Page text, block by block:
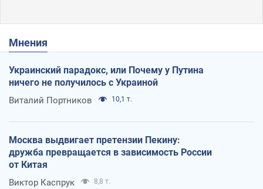
Мнения
Украинский парадокс, или Почему у Путина
ничего не получилось с Украиной
Виталий Портников 10,1 т.
Москва выдвигает претензии Пекину:
дружба превращается в зависимость России
от Китая
Виктор Каспрук 8,8 т.